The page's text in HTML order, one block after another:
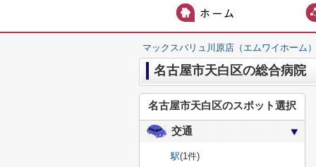
マックスバリュ川原店（エムワイホーム）
名古屋市天白区の総合病院
名古屋市天白区のスポット選択
交通
駅(1件)